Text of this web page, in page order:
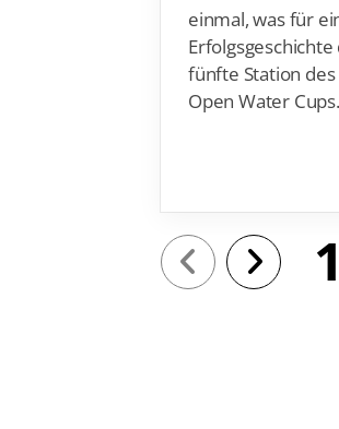
einmal, was für
Erfolgsgeschichte
fünfte Station des
Open Water
1